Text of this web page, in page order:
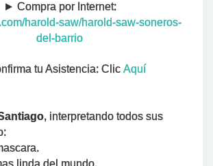
► Compra por Internet:
harold-saw/harold-saw-soneros-
del-barrio
tu Asistencia: Clic Aquí
, interpretando todos sus